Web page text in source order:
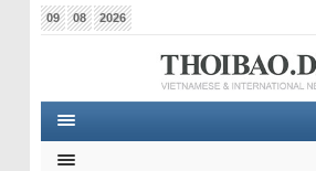
09 08 2026